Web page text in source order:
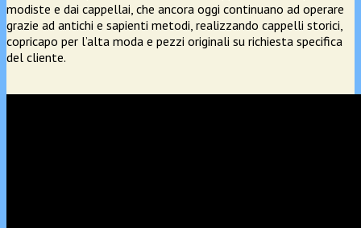
modiste e dai cappellai, che ancora oggi continuano ad operare
grazie ad antichi e sapienti metodi, realizzando cappelli storici,
copricapo per l’alta moda e pezzi originali su richiesta specifica
del cliente.